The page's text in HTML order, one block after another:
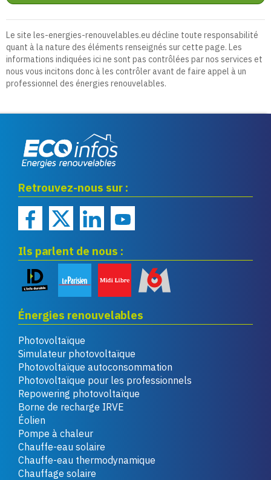
Le site les-energies-renouvelables.eu décline toute responsabilité
quant à la nature des éléments renseignés sur cette page. Les
informations indiquées ici ne sont pas contrôlées par nos services et
nous vous incitons donc à les contrôler avant de faire appel à un
professionnel des énergies renouvelables.
renouvelables
Retrouvez-nous sur :
Ils parlent de nous :
Énergies renouvelables
Photovoltaïque
Simulateur photovoltaïque
Photovoltaïque autoconsommation
Photovoltaïque pour les professionnels
Repowering photovoltaïque
Borne de recharge IRVE
Éolien
Pompe à chaleur
Chauffe-eau solaire
Chauffe-eau thermodynamique
Chauffage solaire